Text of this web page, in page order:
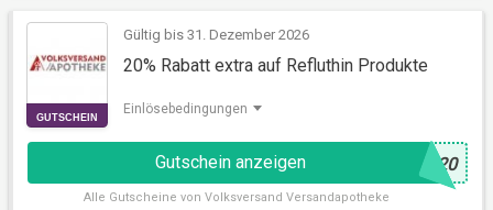
GUTSCHEIN Gültig bis 31. Dezember 2026
20% Rabatt extra auf Refluthin Produkte
Einlösebedingungen
Gutschein anzeigen @ U20
Alle Gutscheine von Volksversand Versandapotheke